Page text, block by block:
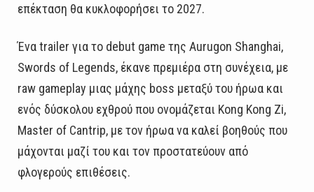
επέκταση θα κυκλοφορήσει το 2027.
Ένα trailer για το debut game της Aurugon Shanghai,
Swords of Legends, έκανε πρεμιέρα στη συνέχεια, με
raw gameplay μιας μάχης boss μεταξύ του ήρωα και
ενός δύσκολου εχθρού που ονομάζεται Kong Kong Zi,
Master of Cantrip, με τον ήρωα να καλεί βοηθούς που
μάχονται μαζί του και τον προστατεύουν από
φλογερούς επιθέσεις.